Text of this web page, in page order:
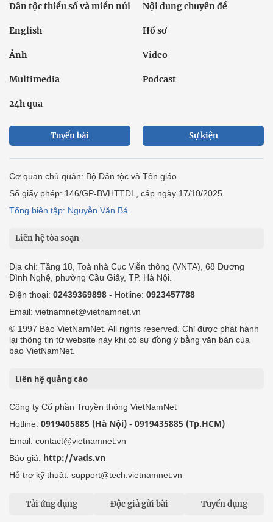
Dân tộc thiểu số và miền núi Nội dung chuyên đề
English Hồ sơ
Ảnh Video
Multimedia Podcast
24h qua
Tuyến bài Sự kiện
Cơ quan chủ quản: Bộ Dân tộc và Tôn giáo
Số giấy phép: 146/GP-BVHTTDL, cấp ngày 17/10/2025
Tổng biên tập: Nguyễn Văn Bá
Liên hệ tòa soạn
Địa chỉ: Tầng 18, Toà nhà Cục Viễn thông (VNTA), 68 Dương
Đình Nghệ, phường Cầu Giấy, TP. Hà Nội.
Điện thoại: 02439369898 - Hotline: 0923457788
Email: vietnamnet@vietnamnet.vn
© 1997 Báo VietNamNet. All rights reserved. Chỉ được phát hành
lại thông tin từ website này khi có sự đồng ý bằng văn bản của
báo VietNamNet.
Liên hệ quảng cáo
Công ty Cổ phần Truyền thông VietNamNet
Hotline: 0919405885 (Hà Nội) - 0919435885 (Tp.HCM)
Email: contact@vietnamnet.vn
Báo giá: http://vads.vn
Hỗ trợ kỹ thuật: support@tech.vietnamnet.vn
Tải ứng dụng Độc giả gửi bài Tuyển dụng